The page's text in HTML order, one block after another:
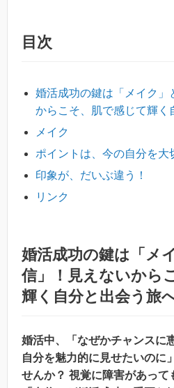
目次
婚活成功の鍵は「メイク」
からこそ、肌で感じて輝く
メイク
ポイントは、今の自分を大
印象が、だいぶ違う！
リンク
婚活成功の鍵は「メ
信」！見えないから
輝く自分と出会う旅
婚活中、「なぜかチャンスに
自分を魅力的に見せたいのに
せんか？ 視覚に障害があって